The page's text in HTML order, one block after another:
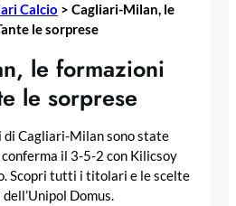
Calcio > Cagliari-Milan, le
le sorprese
le formazioni
le sorprese
di Cagliari-Milan sono state
il 3-5-2 con Kilicsoy
Scopri tutti i titolari e le scelte
Domus.